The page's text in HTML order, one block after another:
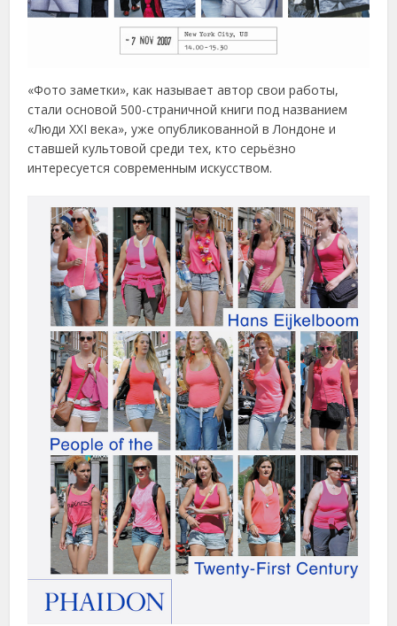
«Фото заметки», как называет автор свои работы,
стали основой 500-страничной книги под названием
«Люди XXI века», уже опубликованной в Лондоне и
ставшей культовой среди тех, кто серьёзно
интересуется современным искусством.